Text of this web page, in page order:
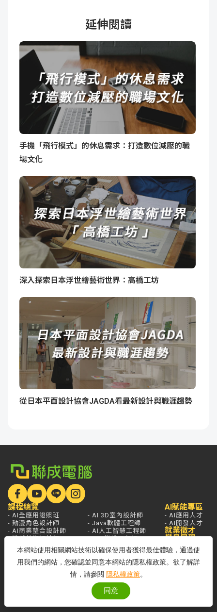
延伸閱讀
手機「飛行模式」的休息需求：打造數位減壓的職
場文化
深入探索日本浮世繪藝術世界：高橋工坊
從日本平面設計協會JAGDA看最新設計與職涯趨勢
課程總覽
- AI全應用證照班
- 動漫角色設計師
- AI商業整合設計師
- 遊戲美術設計師
- AI影音創作設計師
- AI遊戲程式設計師
- AI Agent應用開發工程師
- AI 3D室內設計師
- Java軟體工程師
- AI人工智慧工程師
- PTC機構工程師
- 雲端系統整合工程師
- 資訊安全工程師
AI賦能專區
- AI應用人才
- AI開發人才
就業徵才
學員展現
分校據點
本網站使用相關網站技術以確保使用者獲得最佳體驗，通過使
用我們的網站，您確認並同意本網站的隱私權政策。欲了解詳
情，請參閱 隱私權政策。
同意